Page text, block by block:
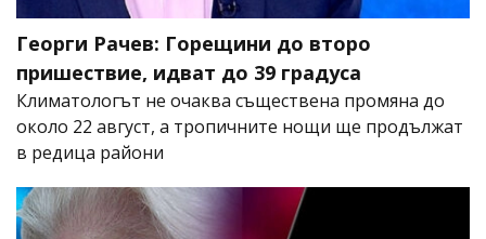
Георги Рачев: Горещини до второ
пришествие, идват до 39 градуса
Климатологът не очаква съществена промяна до
около 22 август, а тропичните нощи ще продължат
в редица райони